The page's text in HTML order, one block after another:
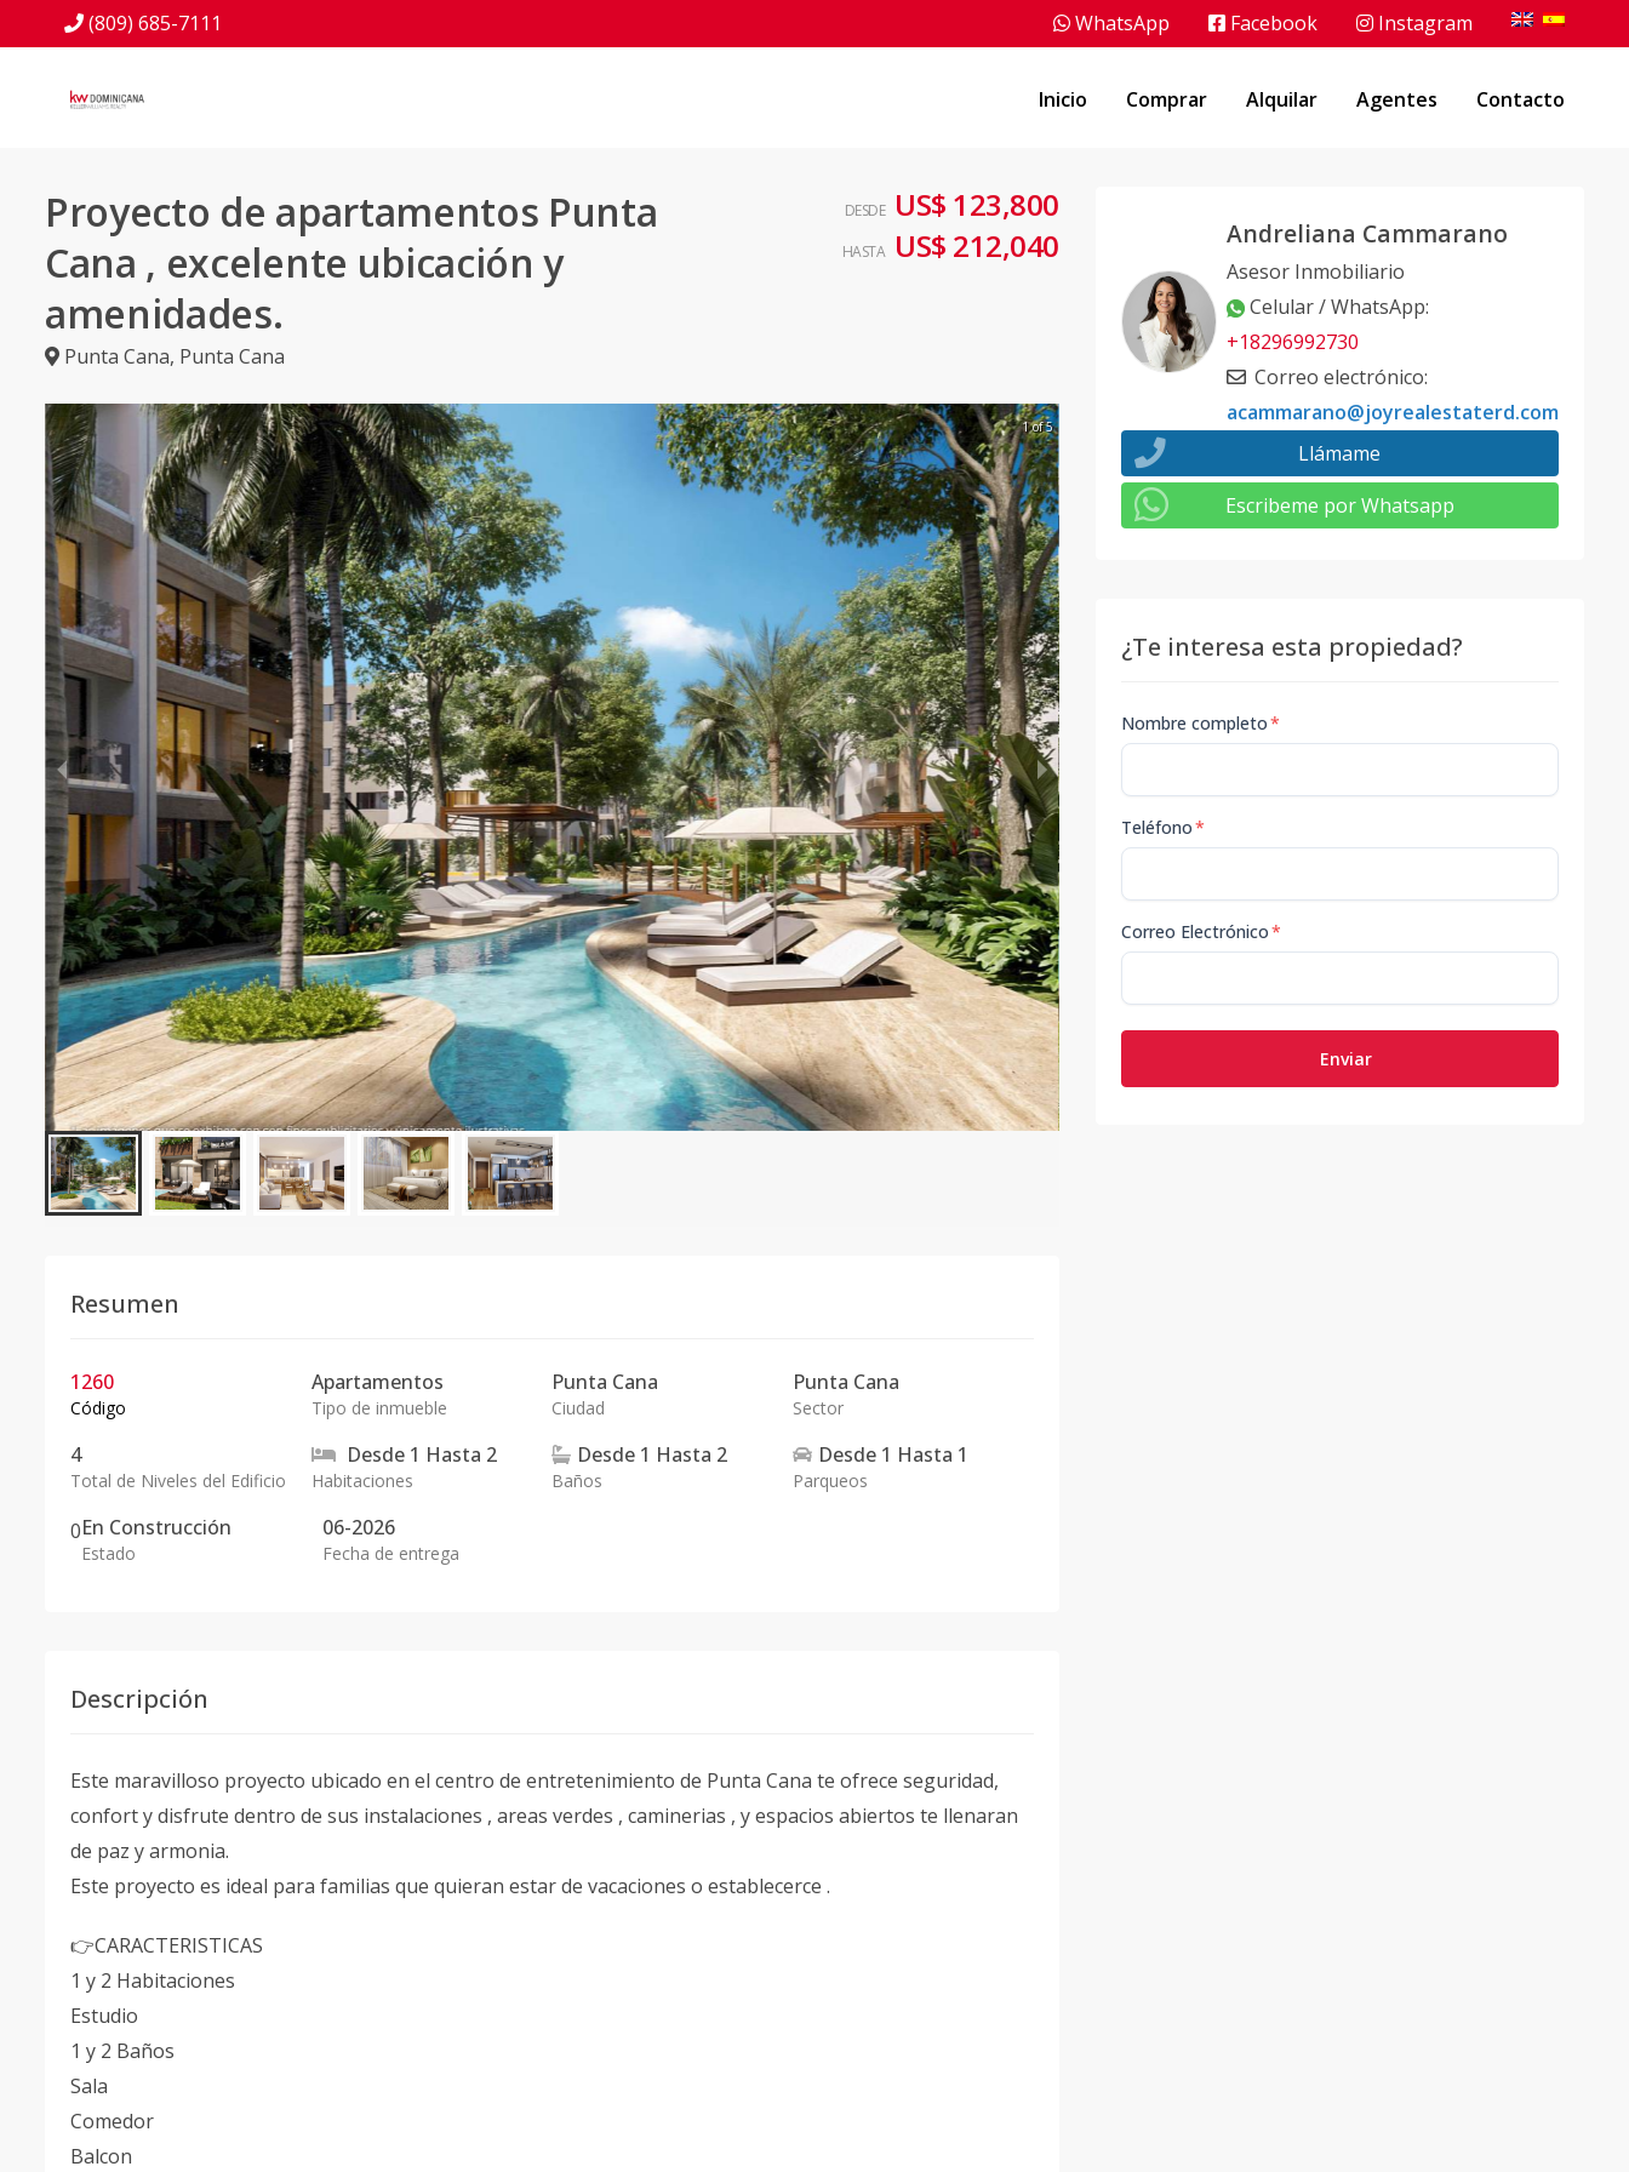
(809) 685-7111 WhatsApp Facebook Instagram
Inicio Comprar Alquilar Agentes Contacto
Proyecto de apartamentos Punta
Cana , excelente ubicación y
amenidades.
Punta Cana, Punta Cana
DESDE US$ 123,800
HASTA US$ 212,040
1 of 5
Resumen
1260
Código
Apartamentos
Tipo de inmueble
Punta Cana
Ciudad
Punta Cana
Sector
4
Total de Niveles del Edificio
Desde 1 Hasta 2
Habitaciones
Desde 1 Hasta 2
Baños
Desde 1 Hasta 1
Parqueos
0En Construcción
Estado
06-2026
Fecha de entrega
Descripción
Este maravilloso proyecto ubicado en el centro de entretenimiento de Punta Cana te ofrece seguridad,
confort y disfrute dentro de sus instalaciones , areas verdes , caminerias , y espacios abiertos te llenaran
de paz y armonia.
Este proyecto es ideal para familias que quieran estar de vacaciones o establecerce .
👉CARACTERISTICAS
1 y 2 Habitaciones
Estudio
1 y 2 Baños
Sala
Comedor
Balcon
Andreliana Cammarano
Asesor Inmobiliario
Celular / WhatsApp:
+18296992730
Correo electrónico:
acammarano@joyrealestaterd.com
Llámame
Escribeme por Whatsapp
¿Te interesa esta propiedad?
Nombre completo*
Teléfono*
Correo Electrónico*
Enviar